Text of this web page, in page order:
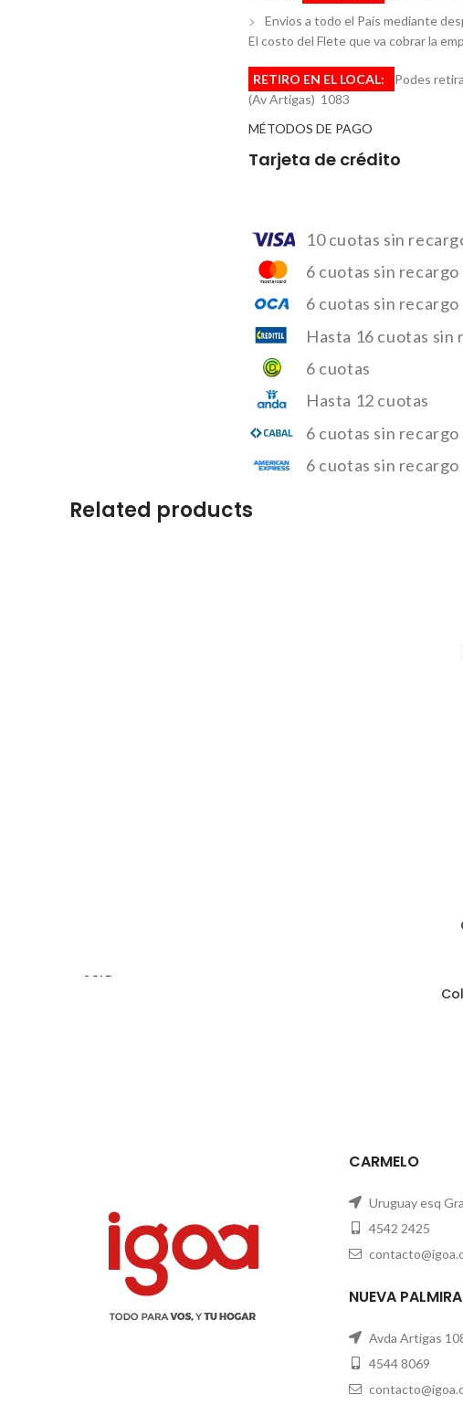
Envios a todo el País mediante
El costo del Flete que va cobrar la
RETIRO EN EL LOCAL:
Podes
(Av Artigas) 1083
MÉTODOS DE PAGO
Tarjeta de crédito
10 cuotas sin
6 cuotas sin recargo
6 cuotas sin recargo
Hasta 16 cuotas sin
6 cuotas
Hasta 12 cuotas
6 cuotas sin recargo
6 cuotas sin recargo
Related products
SOLD
CARMELO
Uruguay esq
4542 2425
NUEVA PALMIRA
Avda Artigas
4544 8069